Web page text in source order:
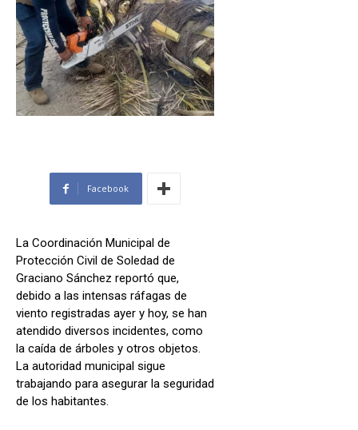
Facebook
La Coordinación Municipal de
Protección Civil de Soledad de
Graciano Sánchez reportó que,
debido a las intensas ráfagas de
viento registradas ayer y hoy, se han
atendido diversos incidentes, como
la caída de árboles y otros objetos.
La autoridad municipal sigue
trabajando para asegurar la seguridad
de los habitantes.